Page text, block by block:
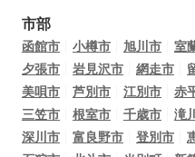
市部
函館市 小樽市 旭川市 室
夕張市
岩見沢市 網走市
美唄市
芦別市 江別市 赤
三笠市
根室市 千歳市 滝
深川市
富良野市 登別市